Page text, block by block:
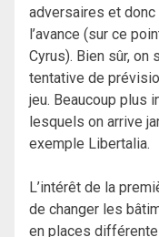
adversaires et donc
l’avance (sur ce
Cyrus). Bien sûr,
tentative de
jeu. Beaucoup plus
lesquels on arrive
exemple Libertalia.
L’intérêt de la
de changer les
en places